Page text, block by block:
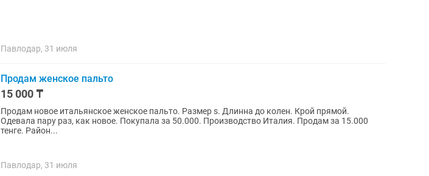
Павлодар, 31 июля
Продам женское пальто
15 000 ₸
Продам новое итальянское женское пальто. Размер s. Длинна до колен. Крой прямой.
Одевала пару раз, как новое. Покупала за 50.000. Производство Италия. Продам за 15.000
тенге. Район...
Павлодар, 31 июля